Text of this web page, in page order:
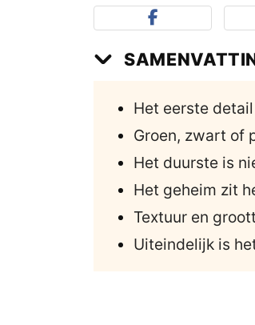
Het eerste
Groen, zwart of
Het duurste is
Het geheim zit
Textuur en
Uiteindelijk is